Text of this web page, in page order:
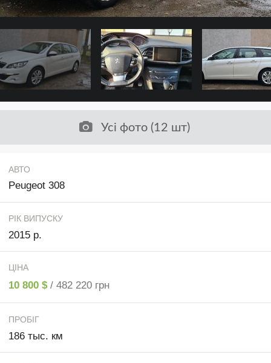
Усі фото (12 шт)
АВТО
Peugeot 308
РІК ВИПУСКУ
2015 р.
ЦІНА
10 800 $ / 482 220 грн
ПРОБІГ
186 тыс. км